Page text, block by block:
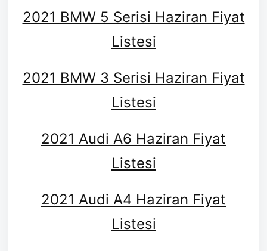
2021 BMW 5 Serisi Haziran Fiyat
Listesi
2021 BMW 3 Serisi Haziran Fiyat
Listesi
2021 Audi A6 Haziran Fiyat
Listesi
2021 Audi A4 Haziran Fiyat
Listesi